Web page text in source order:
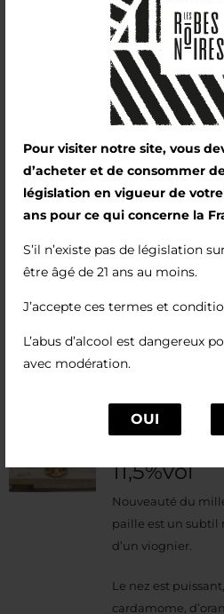
Pour visiter notre site, vous
d’acheter et de consommer
législation en vigueur de votre
ans pour ce qui concerne la
S’il n’existe pas de législation
être âgé de 21 ans au moins.
J’accepte ces termes et
L’abus d’alcool est dangereux
avec modération.
OUI
27,60 €
42%vol
L’Origin est une
élaborée à base
Aromatisé avec
des Pyrénées et
est doux en
13,00€
11,5%vol
Nouveauté du
paille est un subtil
d’un viognier.
Le nez est
cardamome,